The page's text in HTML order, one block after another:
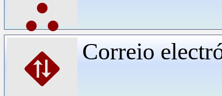
⛬
⛖ Correio